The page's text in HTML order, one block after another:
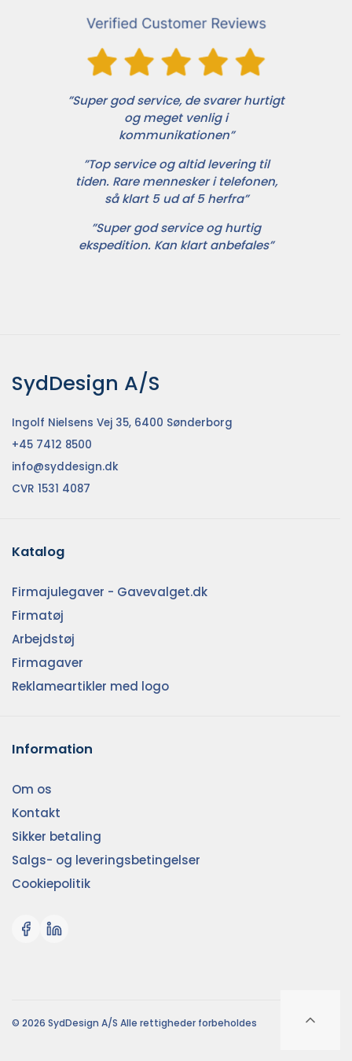
”Super god service, de svarer hurtigt
og meget venlig i
kommunikationen”
”Top service og altid levering til
tiden. Rare mennesker i telefonen,
så klart 5 ud af 5 herfra”
”Super god service og hurtig
ekspedition. Kan klart anbefales”
SydDesign A/S
Ingolf Nielsens Vej 35, 6400 Sønderborg
+45 7412 8500
info@syddesign.dk
CVR 1531 4087
Katalog
Firmajulegaver - Gavevalget.dk
Firmatøj
Arbejdstøj
Firmagaver
Reklameartikler med logo
Information
Om os
Kontakt
Sikker betaling
Salgs- og leveringsbetingelser
Cookiepolitik
© 2026 SydDesign A/S Alle rettigheder forbeholdes